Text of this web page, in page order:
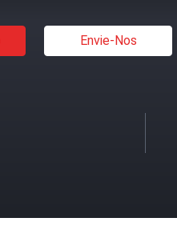
Envie-Nos